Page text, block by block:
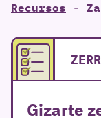
Recursos -
Gizarte